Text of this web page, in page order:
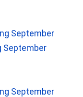
September